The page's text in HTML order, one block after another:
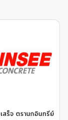
สร็จ ตรานกอินทรีย์